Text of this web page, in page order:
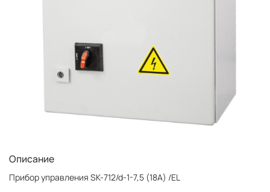
Описание
Прибор управления SK-712/d-1-7,5 (18A) /EL